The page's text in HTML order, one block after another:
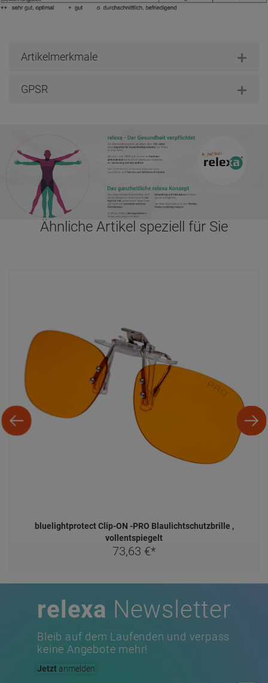
Artikelmerkmale
GPSR
Ähnliche Artikel speziell für Sie
bluelightprotect Clip-ON -PRO Blaulichtschutzbrille ,
vollentspiegelt
73,63 €*
relexa Newsletter
Bleib auf dem Laufenden und verpass
keine Angebote mehr!
Jetzt anmelden